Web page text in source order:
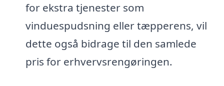
for ekstra tjenester som
vinduespudsning eller tæpperens, vil
dette også bidrage til den samlede
pris for erhvervsrengøringen.